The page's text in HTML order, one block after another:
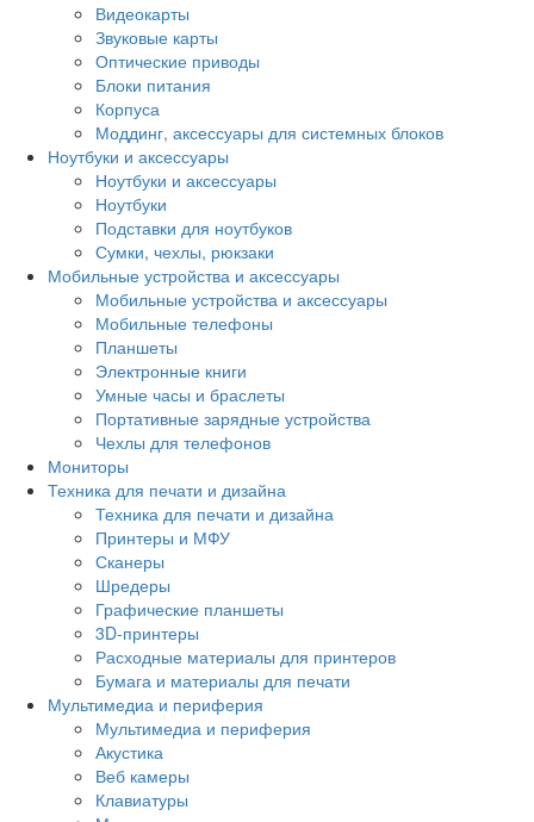
Видеокарты
Звуковые карты
Оптические приводы
Блоки питания
Корпуса
Моддинг, аксессуары для системных блоков
Ноутбуки и аксессуары
Ноутбуки и аксессуары
Ноутбуки
Подставки для ноутбуков
Сумки, чехлы, рюкзаки
Мобильные устройства и аксессуары
Мобильные устройства и аксессуары
Мобильные телефоны
Планшеты
Электронные книги
Умные часы и браслеты
Портативные зарядные устройства
Чехлы для телефонов
Мониторы
Техника для печати и дизайна
Техника для печати и дизайна
Принтеры и МФУ
Сканеры
Шредеры
Графические планшеты
3D-принтеры
Расходные материалы для принтеров
Бумага и материалы для печати
Мультимедиа и периферия
Мультимедиа и периферия
Акустика
Веб камеры
Клавиатуры